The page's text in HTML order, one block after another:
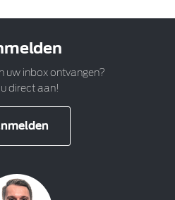
uw inbox ontvangen?
direct aan!